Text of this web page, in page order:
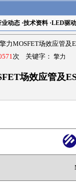
业动态·技术资料·LED驱动
力MOSFET场效应管
次 关键字： 擎力
场效应管及